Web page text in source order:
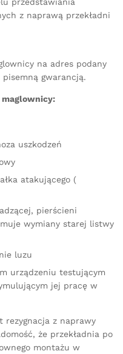
z naprawą przekładni
na adres podany
gwarancją.
uszkodzeń
atakującego (
pierścieni
wymiany starej listwy
luzu
urządzeniu testującym
jej pracę w
rezygnacja z naprawy
że przekładnia po
montażu w